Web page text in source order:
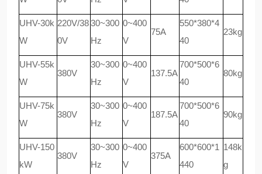
UHV-30k
W
220V/38
0V
30~300
Hz
0~400
V
75A
550*380*4
40
23kg
UHV-55k
W
380V
30~300
Hz
0~400
V
137.5A
700*500*6
40
80kg
UHV-75k
W
380V
30~300
Hz
0~400
V
187.5A
700*500*6
40
90kg
UHV-150
kW
380V
30~300
Hz
0~400
V
375A
600*600*1
440
148k
g